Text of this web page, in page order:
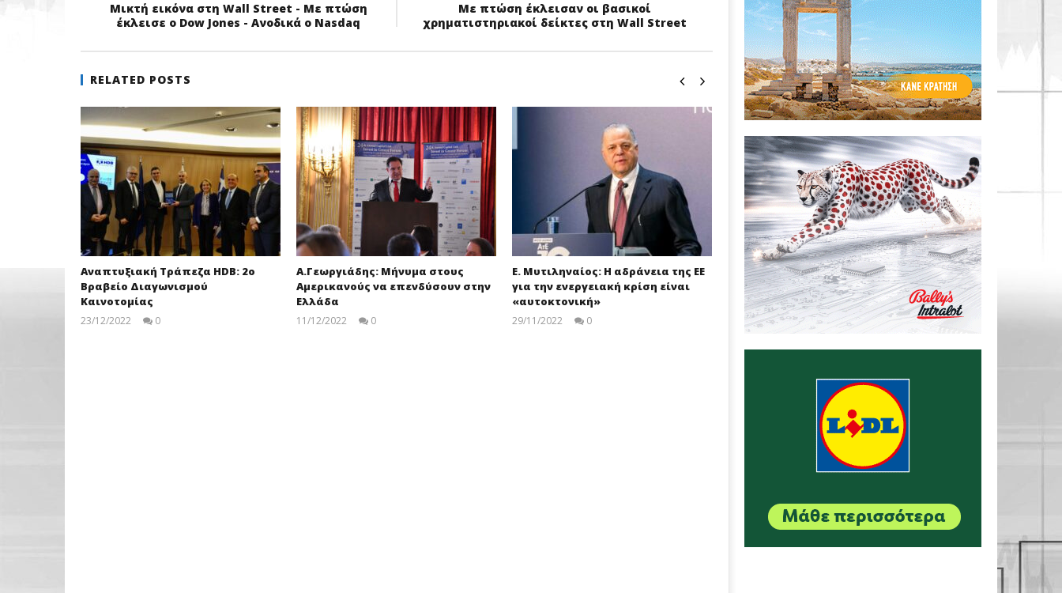
Μικτή εικόνα στη Wall Street - Με πτώση
έκλεισε ο Dow Jones - Ανοδικά ο Nasdaq
Με πτώση έκλεισαν οι βασικοί
χρηματιστηριακοί δείκτες στη Wall Street
RELATED POSTS
Αναπτυξιακή Τράπεζα HDB: 2ο
Βραβείο Διαγωνισμού
Καινοτομίας
23/12/2022
0
Α.Γεωργιάδης: Μήνυμα στους
Αμερικανούς να επενδύσουν στην
Ελλάδα
11/12/2022
0
Ε. Μυτιληναίος: Η αδράνεια της ΕΕ
για την ενεργειακή κρίση είναι
«αυτοκτονική»
29/11/2022
0